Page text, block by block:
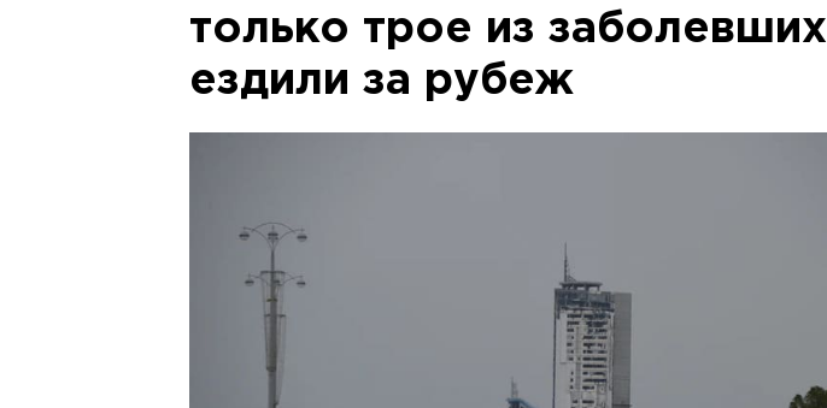
только трое из заболевших
ездили за рубеж